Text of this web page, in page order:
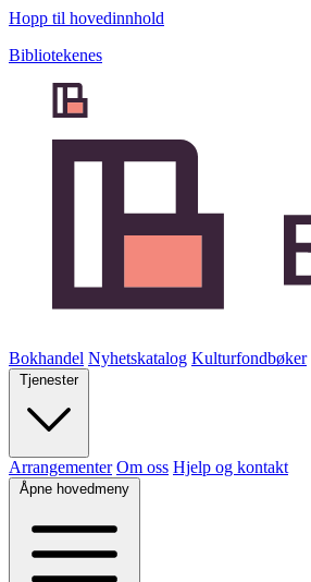
Hopp til hovedinnhold
Bibliotekenes
Bokhandel Nyhetskatalog Kulturfondbøker
Tjenester
Arrangementer Om oss Hjelp og kontakt
Åpne hovedmeny